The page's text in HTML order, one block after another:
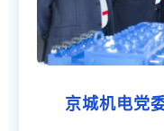
京城机电党